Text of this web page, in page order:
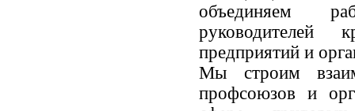
объединяем
предприятий и
Мы строим
профсоюзов и